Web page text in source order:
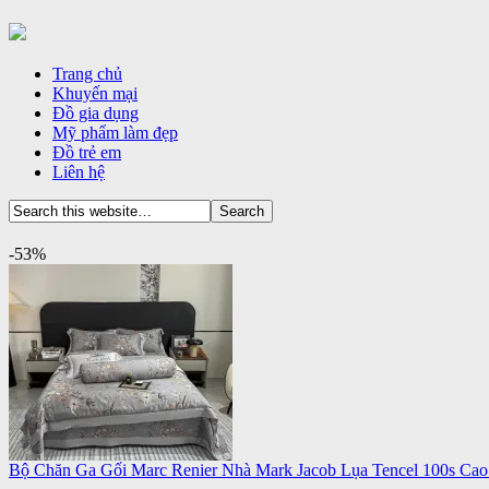
Trang chủ
Khuyến mại
Đồ gia dụng
Mỹ phẩm làm đẹp
Đồ trẻ em
Liên hệ
-53%
Bộ Chăn Ga Gối Marc Renier Nhà Mark Jacob Lụa Tencel 100s